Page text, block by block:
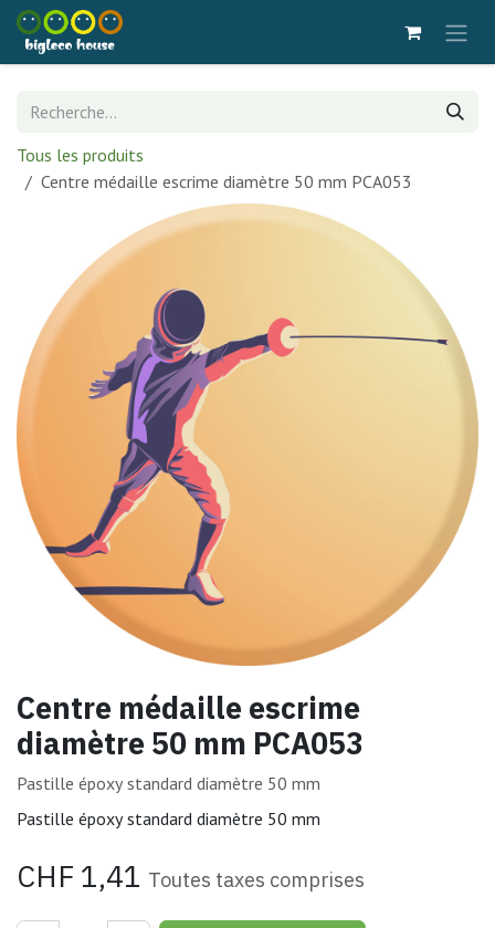
Se rendre au contenu
Tous les produits
Centre médaille escrime diamètre 50 mm PCA053
Centre médaille escrime
diamètre 50 mm PCA053
Pastille époxy standard diamètre 50 mm
Pastille époxy standard diamètre 50 mm
CHF 1,41 Toutes taxes comprises